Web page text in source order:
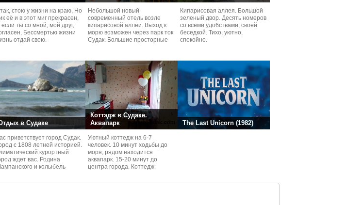
стою у жизни на краю, Но
её и в этот миг прекрасен,
если ты со мной, мой друг,
Бессмертью жизни
отдай свою.
Небольшой новый
современный отель возле
кипарисовой аллеи. Выход к
морю возможен через парк ток
Судaк. Большие просторные
Кипарисовая аллея. Большой
зеленый двор. Десять номеров
со всеми удобствами, своей
беседкой. Тихо, уютно,
спокойно.
в Судаке
приветствует город Судак.
с 1808 летней историей.
курортный
ждет вас. Родина
и колыбель
Коттэдж в Судаке.
Аквапарк
Уютный коттедж на 6-7
человек. 10 минут ходьбы до
моря, рядом находится
аквапарк. 15-20 минут до
центра города. Коттедж
The Last Unicorn (1982)